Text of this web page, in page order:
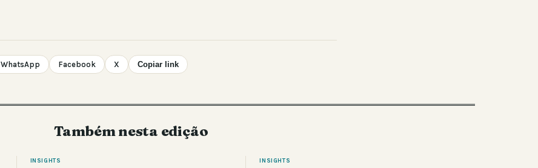
WhatsApp Facebook X Copiar link
Também nesta edição
INSIGHTS INSIGHTS